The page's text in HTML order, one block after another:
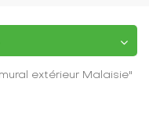
extérieur Malaisie"